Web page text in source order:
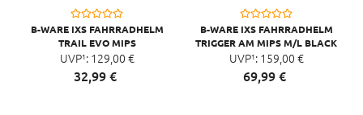
B-WARE IXS FAHRRADHELM
TRAIL EVO MIPS
UVP¹: 129,00 €
32,99 €
B-WARE IXS FAHRRADHELM
TRIGGER AM MIPS M/L BLACK
UVP¹: 159,00 €
69,99 €